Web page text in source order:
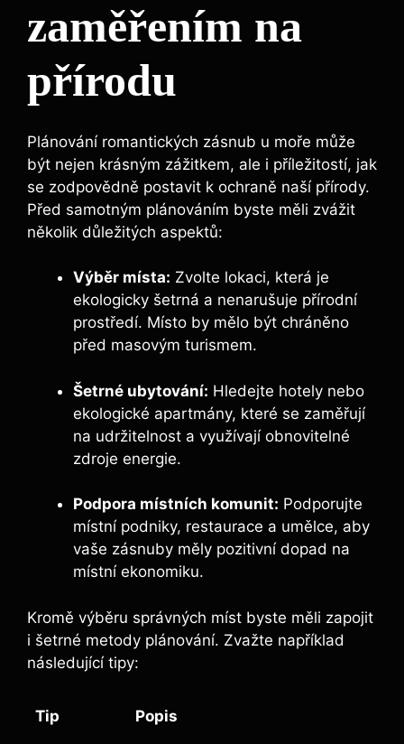
zaměřením na
přírodu
Plánování romantických zásnub u moře může
být nejen krásným zážitkem, ale i příležitostí, jak
se zodpovědně postavit k ochraně naší přírody.
Před samotným plánováním byste měli zvážit
několik důležitých aspektů:
Výběr místa: Zvolte lokaci, která je
ekologicky šetrná a nenarušuje přírodní
prostředí. Místo by mělo být chráněno
před masovým turismem.
Šetrné ubytování: Hledejte hotely nebo
ekologické apartmány, které se zaměřují
na udržitelnost a využívají obnovitelné
zdroje energie.
Podpora místních komunit: Podporujte
místní podniky, restaurace a umělce, aby
vaše zásnuby měly pozitivní dopad na
místní ekonomiku.
Kromě výběru správných míst byste měli zapojit
i šetrné metody plánování. Zvažte například
následující tipy:
Tip Popis